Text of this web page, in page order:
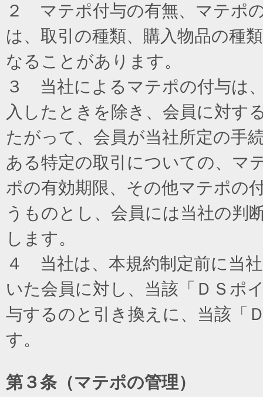
２ マテポ付与の有無、マテポ
は、取引の種類、購入物品の種
なることがあります。
３ 当社によるマテポの付与は
入したときを除き、会員に対す
たがって、会員が当社所定の手
ある特定の取引についての、マ
ポの有効期限、その他マテポの
うものとし、会員には当社の判
します。
４ 当社は、本規約制定前に当
いた会員に対し、当該「ＤＳポ
与するのと引き換えに、当該「
す。
第３条（マテポの管理）